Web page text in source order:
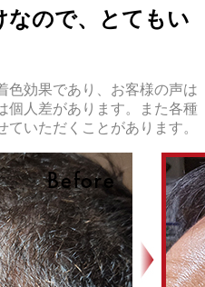
なので、とてもい
効果であり、お客様の声は
個人差があります。また各種
いただくことがあります。